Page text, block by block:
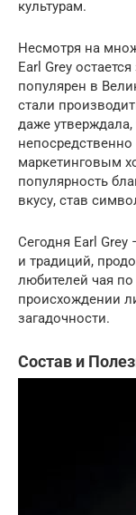
культурам.
Несмотря на
Earl Grey
популярен в
стали
даже
непосредственно
маркетинговым
популярность
вкусу, став
Сегодня Earl Grey
и традиций,
любителей чая
происхождении
загадочности.
Состав и